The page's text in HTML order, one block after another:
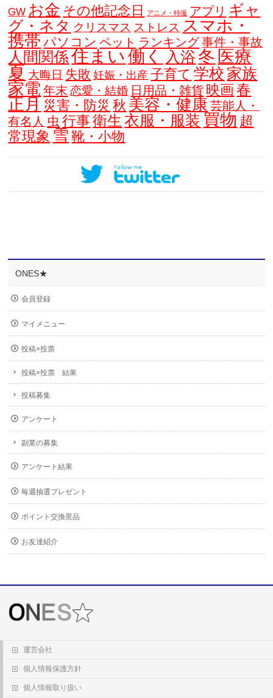
GW お金 その他記念日 アニメ・特撮 アプリ ギャ
グ・ネタ クリスマス ストレス スマホ・
携帯 パソコン ペット ランキング事件・事故
人間関係住まい 働く 入浴 冬 医療
夏 大晦日 失敗 妊娠・出産 子育て 学校 家族
家電 年末 恋愛・結婚 日用品・雑貨 映画 春
正月 災害・防災 秋 美容・健康 芸能人・
有名人 虫 行事 衛生 衣服・服装 買物 超
常現象 雪 靴・小物
ONES★
会員登録
マイメニュー
投稿×投票
投稿×投票 結果
投稿募集
アンケート
副業の募集
アンケート結果
毎週抽選プレゼント
ポイント交換景品
お友達紹介
運営会社
個人情報保護方針
個人情報取り扱い